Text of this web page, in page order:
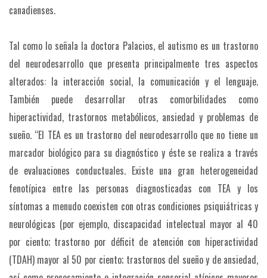
canadienses.
Tal como lo señala la doctora Palacios, el autismo es un trastorno
del neurodesarrollo que presenta principalmente tres aspectos
alterados: la interacción social, la comunicación y el lenguaje.
También puede desarrollar otras comorbilidades como
hiperactividad, trastornos metabólicos, ansiedad y problemas de
sueño. “El TEA es un trastorno del neurodesarrollo que no tiene un
marcador biológico para su diagnóstico y éste se realiza a través
de evaluaciones conductuales. Existe una gran heterogeneidad
fenotípica entre las personas diagnosticadas con TEA y los
síntomas a menudo coexisten con otras condiciones psiquiátricas y
neurológicas (por ejemplo, discapacidad intelectual mayor al 40
por ciento; trastorno por déficit de atención con hiperactividad
(TDAH) mayor al 50 por ciento; trastornos del sueño y de ansiedad,